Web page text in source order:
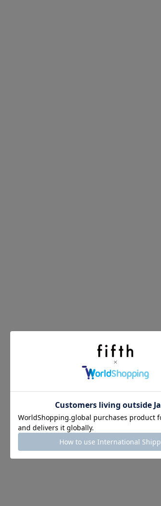
イテム続々対象
めて手に入れるなら今